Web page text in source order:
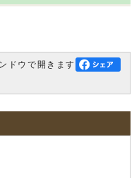
ドウで開きます